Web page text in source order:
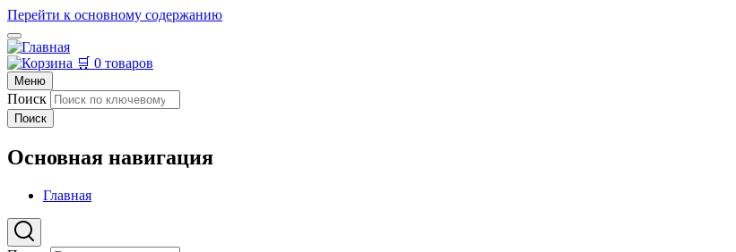
Перейти к основному содержанию
🛒 0 товаров
Меню
Поиск
Поиск
Основная навигация
Главная